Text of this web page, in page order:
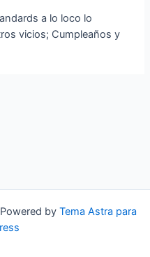
a lo loco lo
vicios; Cumpleaños y
by Tema Astra para